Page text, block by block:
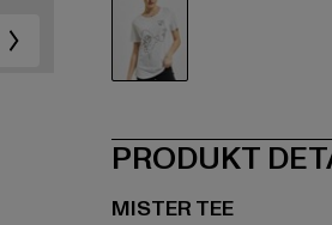
PRODUKT
MISTER TEE